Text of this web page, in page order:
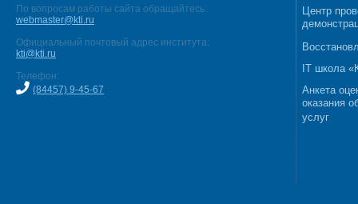
По вопросам работы сайта обращайтесь:
webmaster@kti.ru
Официальный почтовый адрес института:
kti@kti.ru
Телефон:
(84457) 9-45-67
Центр
IT школа
Анкета
оказания
услуг